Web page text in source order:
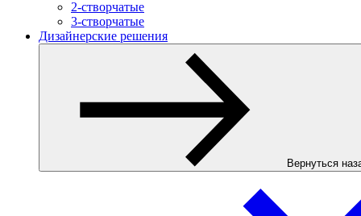
2-створчатые
3-створчатые
Дизайнерские решения
Вернуться